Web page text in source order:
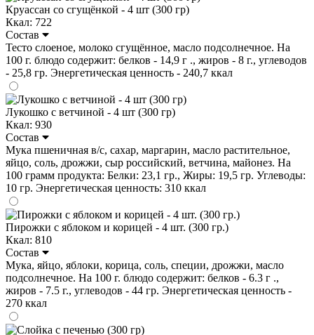
Круассан со сгущёнкой - 4 шт (300 гр)
Ккал: 722
Состав
Тесто слоеное, молоко сгущённое, масло подсолнечное. На
100 г. блюдо содержит: белков - 14,9 г ., жиров - 8 г., углеводов
- 25,8 гр. Энергетическая ценность - 240,7 ккал
Лукошко с ветчиной - 4 шт (300 гр)
Ккал: 930
Состав
Мука пшеничная в/с, сахар, маргарин, масло растительное,
яйцо, соль, дрожжи, сыр российский, ветчина, майонез. На
100 грамм продукта: Белки: 23,1 гр., Жиры: 19,5 гр. Углеводы:
10 гр. Энергетическая ценность: 310 ккал
Пирожки с яблоком и корицей - 4 шт. (300 гр.)
Ккал: 810
Состав
Мука, яйцо, яблоки, корица, соль, специи, дрожжи, масло
подсолнечное. На 100 г. блюдо содержит: белков - 6.3 г .,
жиров - 7.5 г., углеводов - 44 гр. Энергетическая ценность -
270 ккал